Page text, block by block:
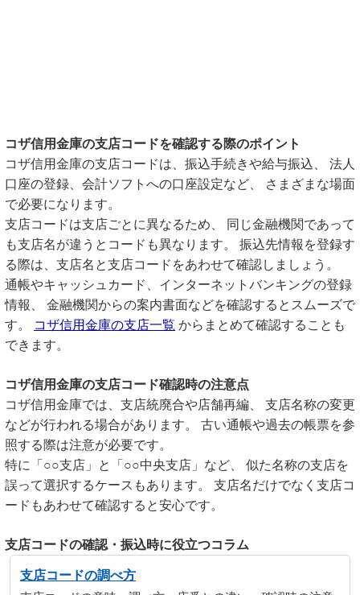
コザ信用金庫の支店コードを確認する際のポイント
コザ信用金庫の支店コードは、振込手続きや給与振込、 法人
口座の登録、会計ソフトへの口座設定など、 さまざまな場面
で必要になります。
支店コードは支店ごとに異なるため、 同じ金融機関であって
も支店名が違うとコードも異なります。 振込先情報を登録す
る際は、支店名と支店コードをあわせて確認しましょう。
通帳やキャッシュカード、インターネットバンキングの登録
情報、 金融機関からの案内書面などを確認するとスムーズで
す。
コザ信用金庫の支店一覧 からまとめて確認することも
できます。
コザ信用金庫の支店コード確認時の注意点
コザ信用金庫では、支店統廃合や店舗再編、 支店名称の変更
などが行われる場合があります。 古い通帳や過去の帳票を参
照する際は注意が必要です。
特に「○○支店」と「○○中央支店」など、 似た名称の支店を
誤って選択するケースもあります。 支店名だけでなく支店コ
ードもあわせて確認すると安心です。
支店コードの確認・振込時に役立つコラム
支店コードの調べ方